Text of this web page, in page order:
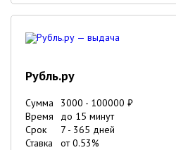
Рубль.ру
Сумма 3000 - 100000 ₽
Время
до 15 минут
Срок
7 - 365 дней
Ставка
от0.53%